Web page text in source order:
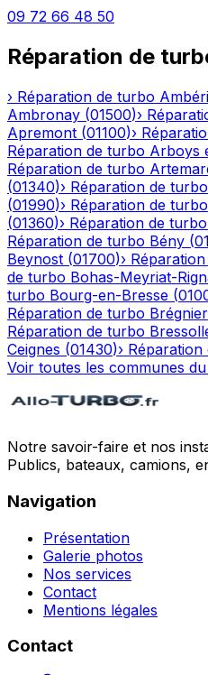
09 72 66 48 50
Réparation de
› Réparation de turbo
Ambronay (01500)›
Apremont (01100)›
Réparation de turbo Arboys
Réparation de turbo
(01340)› Réparation de turbo
(01990)› Réparation de turbo
(01360)› Réparation de turbo
Réparation de turbo Bény (
Beynost (01700)›
de turbo Bohas-Meyriat-
turbo Bourg-en-Bresse (
Réparation de turbo
Réparation de turbo
Ceignes (01430)›
Voir toutes les communes du
Notre savoir-faire et nos
Publics, bateaux, camions,
Navigation
Présentation
Galerie photos
Nos services
Contact
Mentions légales
Contact